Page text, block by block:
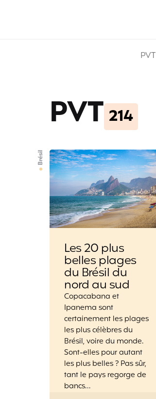
PVT
214
PVT
Brésil
Les 20 plus
belles plages
du Brésil du
nord au sud
Copacabana et
Ipanema sont
certainement les plages
les plus célèbres du
Brésil, voire du monde.
Sont-elles pour autant
les plus belles ? Pas sûr,
tant le pays regorge de
bancs…